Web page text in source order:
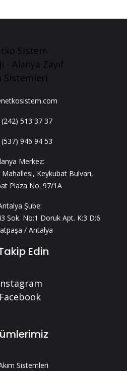
513 37 37
946 94 53
Merkez:
Keykubat Bulvarı,
Plaza No: 97/1A
Şube:
Sok. No:1 Doruk Apt. K:3 D:6
/ Antalya
Edin
Facebook
Sistemleri